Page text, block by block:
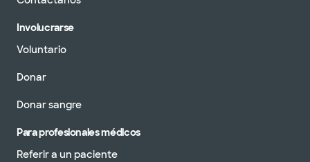
Involucrarse
Voluntario
Donar
Donar sangre
Para profesionales médicos
Referir a un paciente